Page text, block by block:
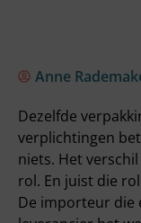
Anne
Dezelfde
verplichtingen
niets. Het
rol. En juist die
De importeur die